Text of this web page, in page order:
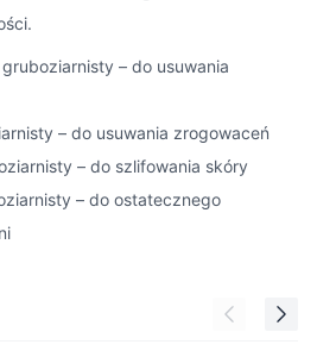
– do usuwania
– do usuwania zrogowaceń
– do szlifowania skóry
– do ostatecznego